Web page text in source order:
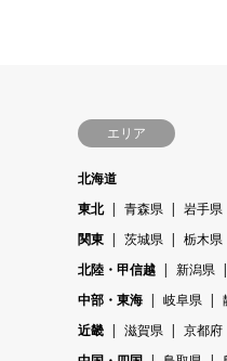
エリア
北海道
東北
青森県 岩手県
関東
茨城県 栃木県
北陸・甲信越
新潟県
中部・東海
岐阜県
近畿
滋賀県 京都府